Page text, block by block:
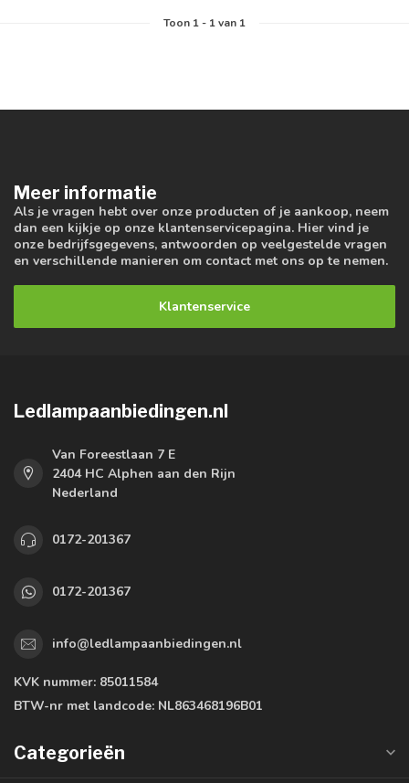
Toon 1- 1van 1
Meer informatie
Als je vragen hebt over onze producten of je aankoop, neem
dan een kijkje op onze klantenservicepagina. Hier vind je
onze bedrijfsgegevens, antwoorden op veelgestelde vragen
en verschillende manieren om contact met ons op te nemen.
Klantenservice
Ledlampaanbiedingen.nl
Van Foreestlaan 7 E
2404 HC Alphen aan den Rijn
Nederland
0172-201367
0172-201367
info@ledlampaanbiedingen.nl
KVK nummer: 85011584
BTW-nr met landcode: NL863468196B01
Categorieën